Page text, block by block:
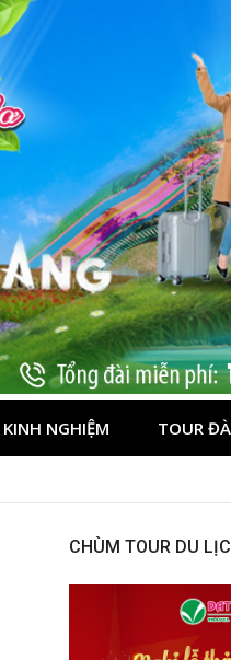
KINH NGHIỆM TOUR
CHÙM TOUR DU